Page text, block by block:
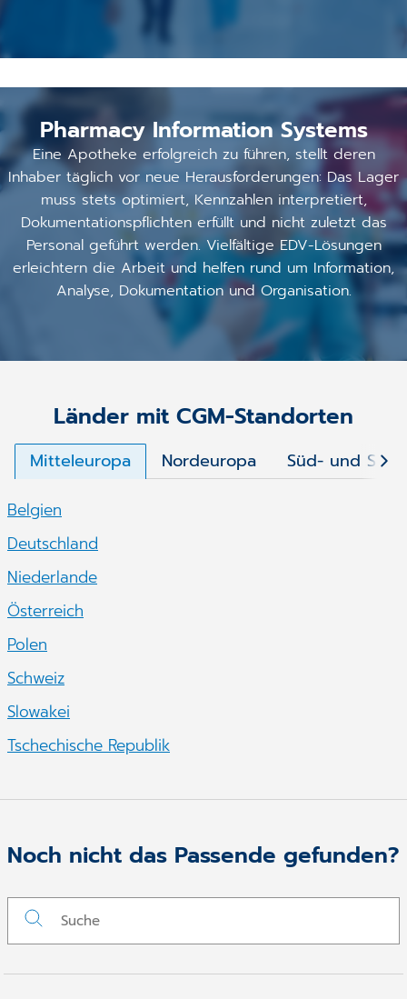
Pharmacy Information Systems
Eine Apotheke erfolgreich zu führen, stellt deren
Inhaber täglich vor neue Herausforderungen: Das Lager
muss stets optimiert, Kennzahlen interpretiert,
Dokumentationspflichten erfüllt und nicht zuletzt das
Personal geführt werden. Vielfältige EDV-Lösungen
erleichtern die Arbeit und helfen rund um Information,
Analyse, Dokumentation und Organisation.
Länder mit CGM-Standorten
Mitteleuropa Nordeuropa Süd- und
Belgien
Deutschland
Niederlande
Österreich
Polen
Schweiz
Slowakei
Tschechische Republik
Noch nicht das Passende gefunden?